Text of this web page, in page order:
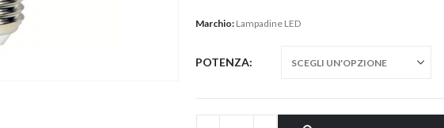
Marchio: Lampadine LED
POTENZA